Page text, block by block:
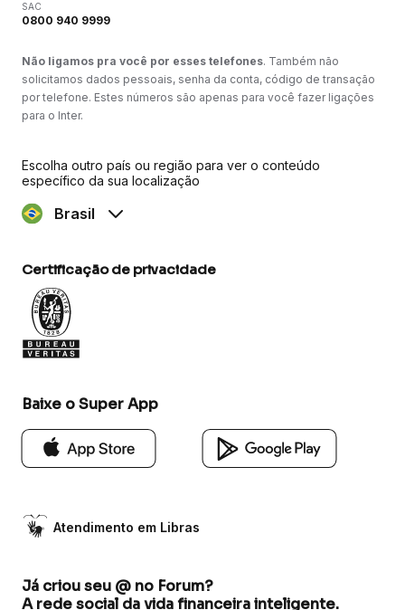
SAC
0800 940 9999
Não ligamos pra você por esses telefones. Também não
solicitamos dados pessoais, senha da conta, código de transação
por telefone. Estes números são apenas para você fazer ligações
para o Inter.
Escolha outro país ou região para ver o conteúdo
específico da sua localização
Brasil
Certificação de privacidade
Baixe o Super App
Atendimento em Libras
Já criou seu @ no Forum?
A rede social da vida financeira inteligente.